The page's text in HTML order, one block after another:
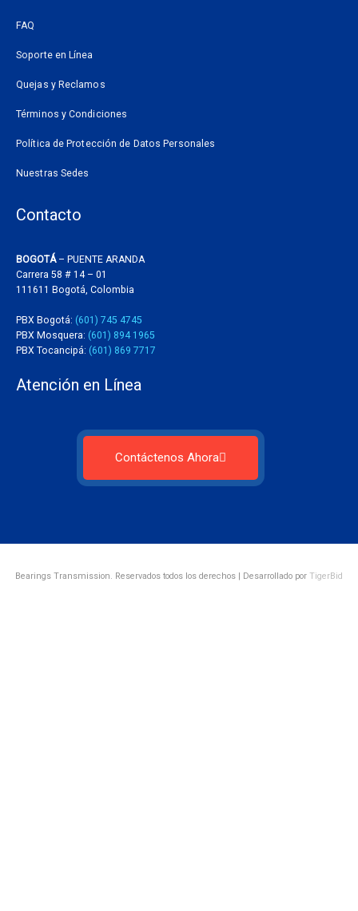
FAQ
Soporte en Línea
Quejas y Reclamos
Términos y Condiciones
Política de Protección de Datos Personales
Nuestras Sedes
Contacto
BOGOTÁ– PUENTE ARANDA
Carrera 58 # 14 – 01
111611 Bogotá, Colombia
PBX Bogotá: (601) 745 4745
PBX Mosquera: (601) 894 1965
PBX Tocancipá: (601) 869 7717
Atención en Línea
Contáctenos Ahora
Bearings Transmission. Reservados todos los derechos | Desarrollado por TigerBid